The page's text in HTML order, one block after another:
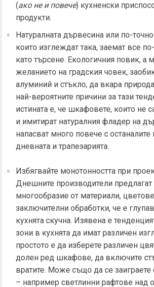
(ако не и повече) кухненски
продукти.
Натуралната дървесина или по-
които изглеждат така, заемат все
като търсене. Екологичния повик, а
желанието на градския човек,
алуминий и стъкло, да вкара
най-вероятните причини за тази
истината е, че шкафовете, които не
и имитират натуралния фладер на
напасват много повече с
дневната и трапезарията.
Избягвайте монотонността при
Днешните производители предлагат
многообразие от материали,
заключителни обработки, че е
кухнята скучна. Изявена е
зони в кухнята да имат различен
простото е да изберете различен
долен ред шкафове, да включите
вратите. Може също да се заиграете
– например светлинни рафтове над